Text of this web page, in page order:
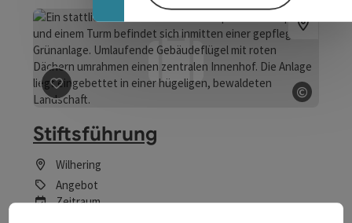
©
Beitrag merken
Stiftsführung
Wilhering
Angebot
Zeitraum